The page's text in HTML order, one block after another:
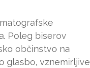
Poleg biserov
občinstvo na
glasbo, vznemirljive